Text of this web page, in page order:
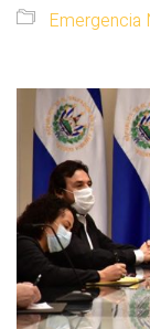
Emergencia